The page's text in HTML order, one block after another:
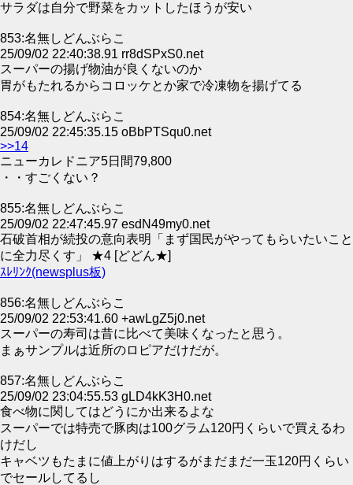
サラダは自分で野菜をカットしたほうが安い
853:名無しどんぶらこ
25/09/02 22:40:38.91 rr8dSPxS0.net
スーパーの揚げ物油が良くないのか
胃がもたれるからコロッケとか家で冷凍物を揚げてる
854:名無しどんぶらこ
25/09/02 22:45:35.15 oBbPTSqu0.net
>>14
ニューカレドニア5日間79,800
・・すごくない？
855:名無しどんぶらこ
25/09/02 22:47:45.97 esdN49my0.net
石破首相が続投の意向表明「まず国民がやってもらいたいこと
に全力尽くす」 ★4 [どどん★]
ｽﾚﾘﾝｸ(newsplus板)
856:名無しどんぶらこ
25/09/02 22:53:41.60 +awLgZ5j0.net
スーパーの寿司は昔に比べて美味くなったと思う。
まぁサンプルは近所のロピアだけだが。
857:名無しどんぶらこ
25/09/02 23:04:55.53 gLD4kK3H0.net
食べ物に関してはどうにか出来るよな
スーパーでは特売で豚肉は100グラム120円くらいで買えるわ
けだし
キャベツもたまに値上がりはするがまだまだ一玉120円くらい
でセールしてるし